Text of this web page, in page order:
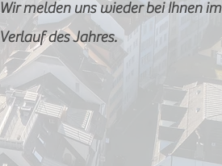
Wir melden uns wieder bei Ihnen im
Verlauf des Jahres.